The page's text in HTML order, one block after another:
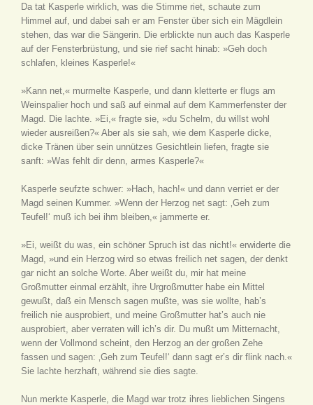
Da tat Kasperle wirklich, was die Stimme riet, schaute zum
Himmel auf, und dabei sah er am Fenster über sich ein Mägdlein
stehen, das war die Sängerin. Die erblickte nun auch das Kasperle
auf der Fensterbrüstung, und sie rief sacht hinab: »Geh doch
schlafen, kleines Kasperle!«
»Kann net,« murmelte Kasperle, und dann kletterte er flugs am
Weinspalier hoch und saß auf einmal auf dem Kammerfenster der
Magd. Die lachte. »Ei,« fragte sie, »du Schelm, du willst wohl
wieder ausreißen?« Aber als sie sah, wie dem Kasperle dicke,
dicke Tränen über sein unnützes Gesichtlein liefen, fragte sie
sanft: »Was fehlt dir denn, armes Kasperle?«
Kasperle seufzte schwer: »Hach, hach!« und dann verriet er der
Magd seinen Kummer. »Wenn der Herzog net sagt: ‚Geh zum
Teufel!‘ muß ich bei ihm bleiben,« jammerte er.
»Ei, weißt du was, ein schöner Spruch ist das nicht!« erwiderte die
Magd, »und ein Herzog wird so etwas freilich net sagen, der denkt
gar nicht an solche Worte. Aber weißt du, mir hat meine
Großmutter einmal erzählt, ihre Urgroßmutter habe ein Mittel
gewußt, daß ein Mensch sagen mußte, was sie wollte, hab’s
freilich nie ausprobiert, und meine Großmutter hat’s auch nie
ausprobiert, aber verraten will ich’s dir. Du mußt um Mitternacht,
wenn der Vollmond scheint, den Herzog an der großen Zehe
fassen und sagen: ‚Geh zum Teufel!‘ dann sagt er’s dir flink nach.«
Sie lachte herzhaft, während sie dies sagte.
Nun merkte Kasperle, die Magd war trotz ihres lieblichen Singens